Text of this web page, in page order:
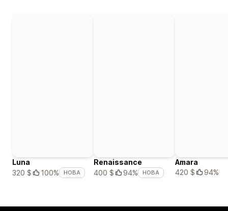
Luna
320 $
100% НОВА
Renaissance
400 $
94% НОВА
Amara
420 $
94%